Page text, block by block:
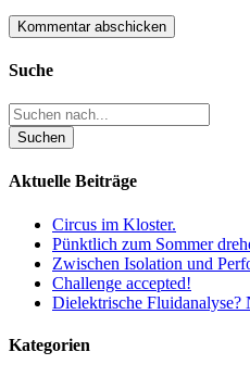
Suche
Aktuelle Beiträge
Circus im Kloster.
Pünktlich zum Sommer
Zwischen Isolation und
Challenge accepted!
Dielektrische Fluidanalyse?
Kategorien